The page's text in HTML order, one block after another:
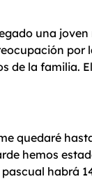
una
la familia.
quedaré
hemos
habrá